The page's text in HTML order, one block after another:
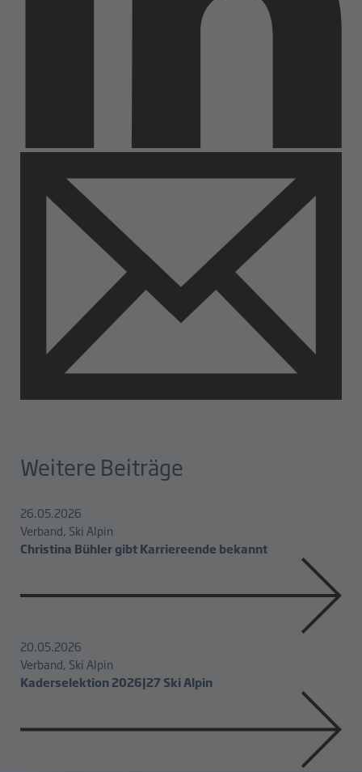
Weitere Beiträge
26.05.2026
Verband, Ski Alpin
Christina Bühler gibt Karriereende bekannt
20.05.2026
Verband, Ski Alpin
Kaderselektion 2026|27 Ski Alpin